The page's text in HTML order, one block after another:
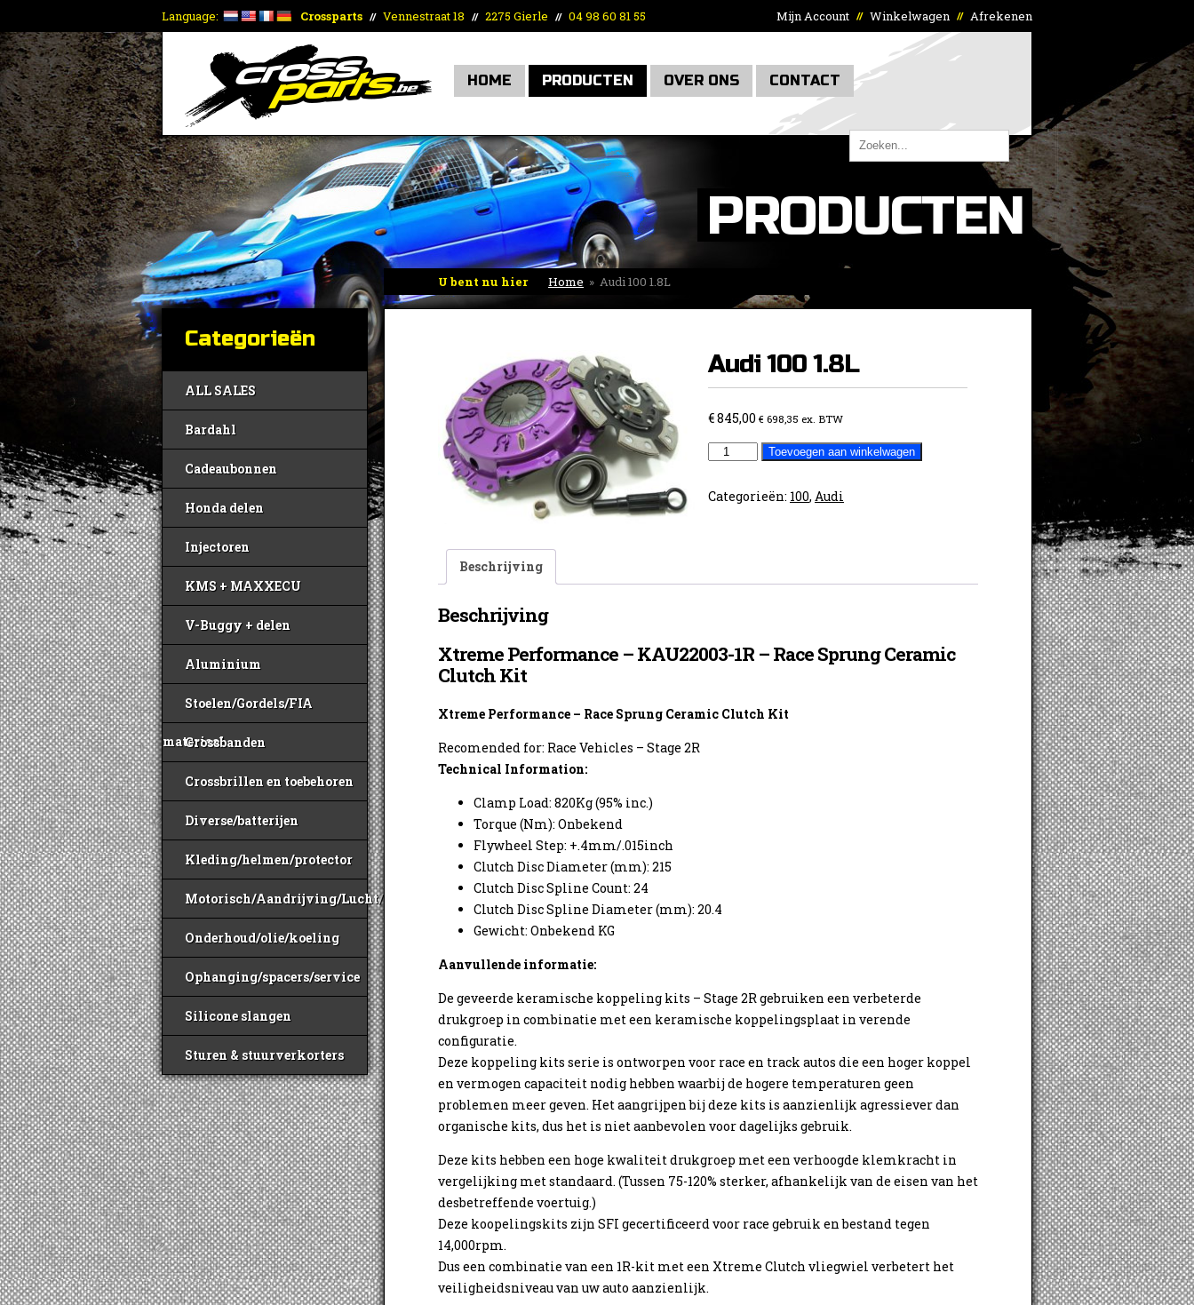
Language: Crossparts // Vennestraat 18 // 2275 Gierle // 04 98 60 81 55 Mijn Account // Winkelwagen // Afrekenen
HOME PRODUCTEN OVER ONS CONTACT
PRODUCTEN
U bent nu hier Home » Audi 100 1.8L
Categorieën
ALL SALES
Bardahl
Cadeaubonnen
Honda delen
Injectoren
KMS + MAXXECU
V-Buggy + delen
Aluminium
Stoelen/Gordels/FIA
materiaal
Crossbanden
Crossbrillen en toebehoren
Diverse/batterijen
Kleding/helmen/protector
Motorisch/Aandrijving/Lucht/Benzine
Onderhoud/olie/koeling
Ophanging/spacers/service
Silicone slangen
Sturen & stuurverkorters
Audi 100 1.8L
€845,00 € 698,35 ex. BTW
Audi
1.8L
Toevoegen aan winkelwagen
Categorieën: 100, Audi
Beschrijving
Beschrijving
Xtreme Performance – KAU22003-1R – Race Sprung Ceramic
Clutch Kit
Xtreme Performance – Race Sprung Ceramic Clutch Kit
Recomended for: Race Vehicles – Stage 2R
Technical Information:
Clamp Load: 820Kg (95% inc.)
Torque (Nm): Onbekend
Flywheel Step: +.4mm/.015inch
Clutch Disc Diameter (mm): 215
Clutch Disc Spline Count: 24
Clutch Disc Spline Diameter (mm): 20.4
Gewicht: Onbekend KG
Aanvullende informatie:
De geveerde keramische koppeling kits – Stage 2R gebruiken een verbeterde
drukgroep in combinatie met een keramische koppelingsplaat in verende
configuratie.
Deze koppeling kits serie is ontworpen voor race en track autos die een hoger koppel
en vermogen capaciteit nodig hebben waarbij de hogere temperaturen geen
problemen meer geven. Het aangrijpen bij deze kits is aanzienlijk agressiever dan
organische kits, dus het is niet aanbevolen voor dagelijks gebruik.
Deze kits hebben een hoge kwaliteit drukgroep met een verhoogde klemkracht in
vergelijking met standaard. (Tussen 75-120% sterker, afhankelijk van de eisen van het
desbetreffende voertuig.)
Deze koopelingskits zijn SFI gecertificeerd voor race gebruik en bestand tegen
14,000rpm.
Dus een combinatie van een 1R-kit met een Xtreme Clutch vliegwiel verbetert het
veiligheidsniveau van uw auto aanzienlijk.